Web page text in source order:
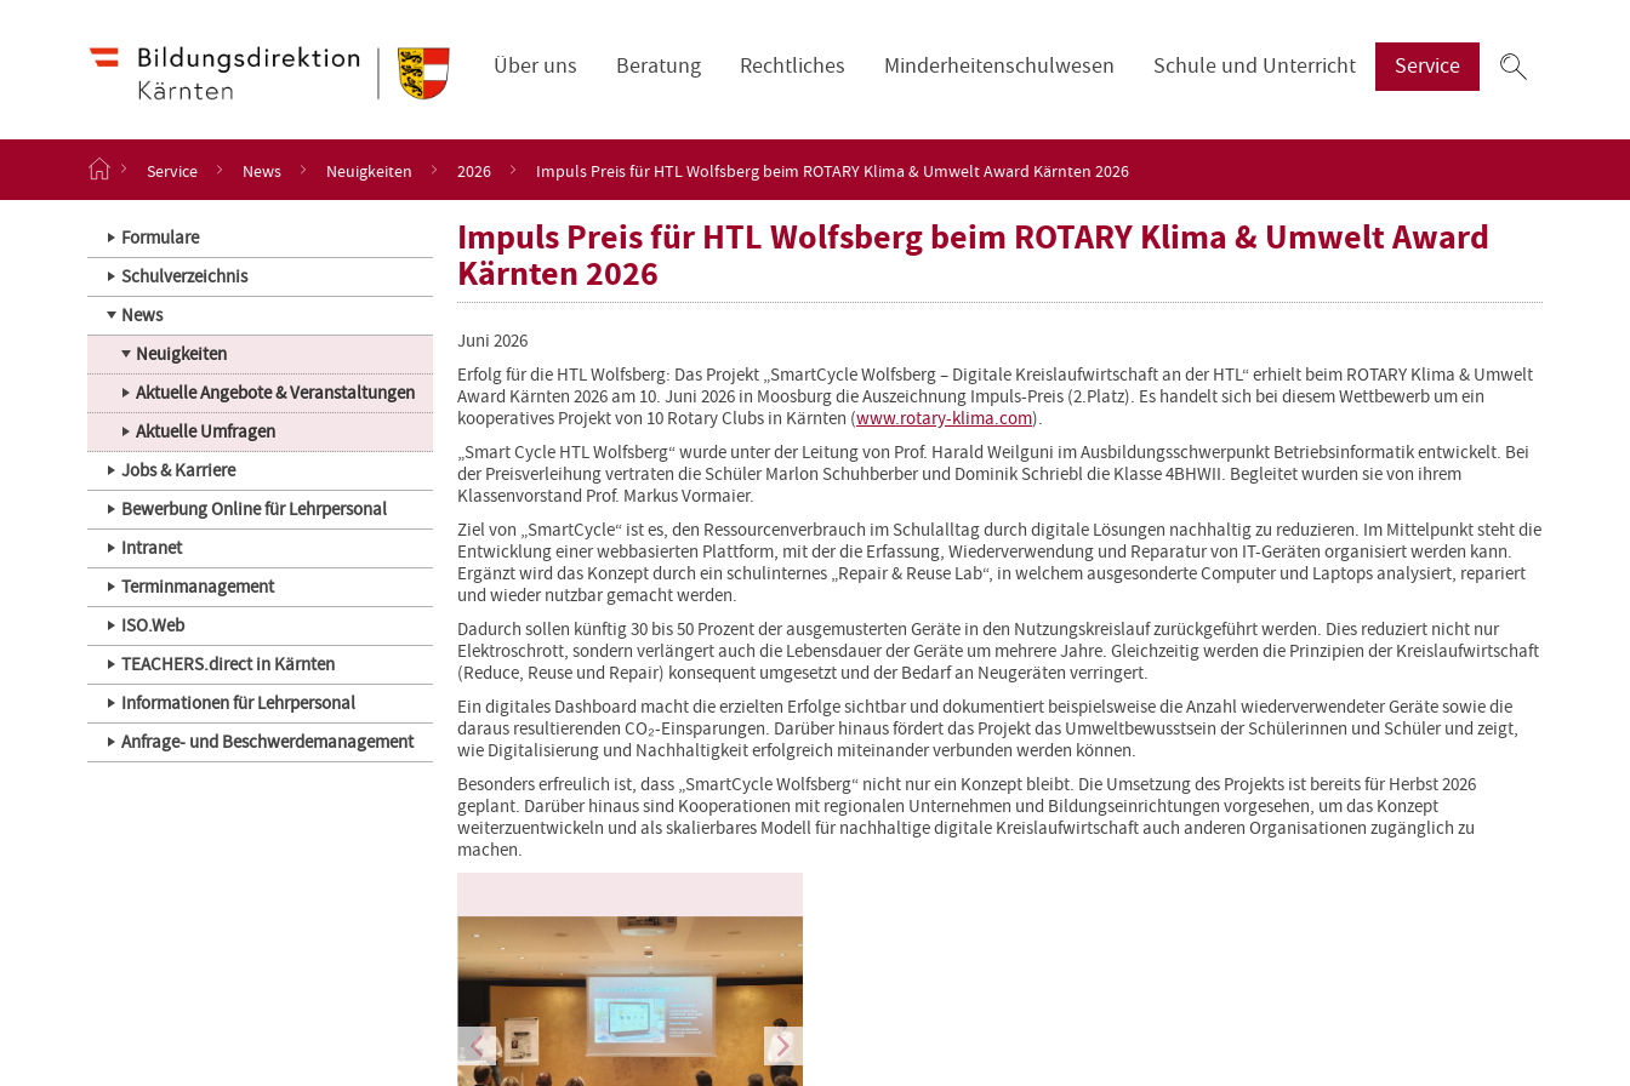
Über uns Beratung Rechtliches Minderheitenschulwesen Schule und Unterricht Service
r
t
s
e
Service News Neuigkeiten 2026 Impuls Preis für HTL Wolfsberg beim ROTARY Klima & Umwelt Award Kärnten 2026
Formulare
Schulverzeichnis
News
Neuigkeiten
Aktuelle Angebote & Veranstaltungen
Aktuelle Umfragen
Jobs & Karriere
Bewerbung Online für Lehrpersonal
Intranet
Terminmanagement
ISO.Web
TEACHERS.direct in Kärnten
Informationen für Lehrpersonal
Anfrage- und Beschwerdemanagement
Impuls Preis für HTL Wolfsberg beim ROTARY Klima & Umwelt Award
Kärnten 2026
Juni 2026
Erfolg für die HTL Wolfsberg: Das Projekt „SmartCycle Wolfsberg – Digitale Kreislaufwirtschaft an der HTL“ erhielt beim ROTARY Klima & Umwelt
Award Kärnten 2026 am 10. Juni 2026 in Moosburg die Auszeichnung Impuls-Preis (2.Platz). Es handelt sich bei diesem Wettbewerb um ein
kooperatives Projekt von 10 Rotary Clubs in Kärnten (www.rotary-klima.com).
„Smart Cycle HTL Wolfsberg“ wurde unter der Leitung von Prof. Harald Weilguni im Ausbildungsschwerpunkt Betriebsinformatik entwickelt. Bei
der Preisverleihung vertraten die Schüler Marlon Schuhberber und Dominik Schriebl die Klasse 4BHWII. Begleitet wurden sie von ihrem
Klassenvorstand Prof. Markus Vormaier.
Ziel von „SmartCycle“ ist es, den Ressourcenverbrauch im Schulalltag durch digitale Lösungen nachhaltig zu reduzieren. Im Mittelpunkt steht die
Entwicklung einer webbasierten Plattform, mit der die Erfassung, Wiederverwendung und Reparatur von IT-Geräten organisiert werden kann.
Ergänzt wird das Konzept durch ein schulinternes „Repair & Reuse Lab“, in welchem ausgesonderte Computer und Laptops analysiert, repariert
und wieder nutzbar gemacht werden.
Dadurch sollen künftig 30 bis 50 Prozent der ausgemusterten Geräte in den Nutzungskreislauf zurückgeführt werden. Dies reduziert nicht nur
Elektroschrott, sondern verlängert auch die Lebensdauer der Geräte um mehrere Jahre. Gleichzeitig werden die Prinzipien der Kreislaufwirtschaft
(Reduce, Reuse und Repair) konsequent umgesetzt und der Bedarf an Neugeräten verringert.
Ein digitales Dashboard macht die erzielten Erfolge sichtbar und dokumentiert beispielsweise die Anzahl wiederverwendeter Geräte sowie die
daraus resultierenden CO₂-Einsparungen. Darüber hinaus fördert das Projekt das Umweltbewusstsein der Schülerinnen und Schüler und zeigt,
wie Digitalisierung und Nachhaltigkeit erfolgreich miteinander verbunden werden können.
Besonders erfreulich ist, dass „SmartCycle Wolfsberg“ nicht nur ein Konzept bleibt. Die Umsetzung des Projekts ist bereits für Herbst 2026
geplant. Darüber hinaus sind Kooperationen mit regionalen Unternehmen und Bildungseinrichtungen vorgesehen, um das Konzept
weiterzuentwickeln und als skalierbares Modell für nachhaltige digitale Kreislaufwirtschaft auch anderen Organisationen zugänglich zu
machen.